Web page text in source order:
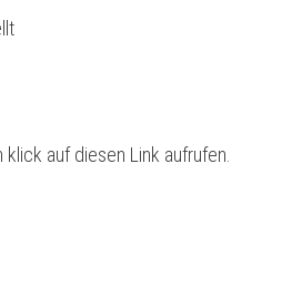
auf diesen Link aufrufen.